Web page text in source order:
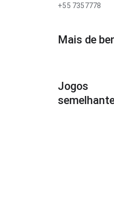
+55 7357778
Mais de
Jogos